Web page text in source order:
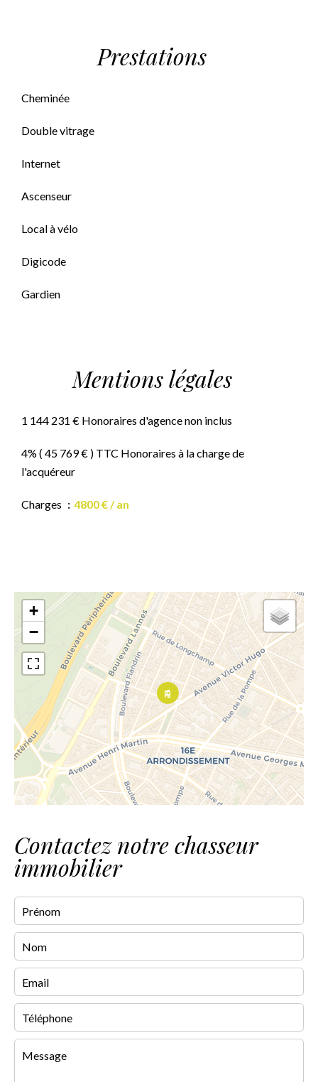
Prestations
Cheminée
Double vitrage
Internet
Ascenseur
Local à vélo
Digicode
Gardien
Mentions légales
1 144 231 € Honoraires d'agence non inclus
4% ( 45 769 € ) TTC Honoraires à la charge de
l'acquéreur
Charges 4800 € / an
+
−
Contactez notre chasseur
immobilier